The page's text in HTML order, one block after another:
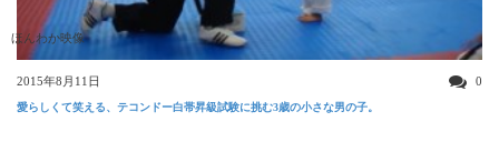
ほんわか映像
2015年8月11日 0
愛らしくて笑える、テコンドー白帯昇級試験に挑む3歳の小さな男の子。